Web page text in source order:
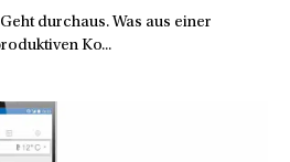
durchaus. Was aus einer
Ko...